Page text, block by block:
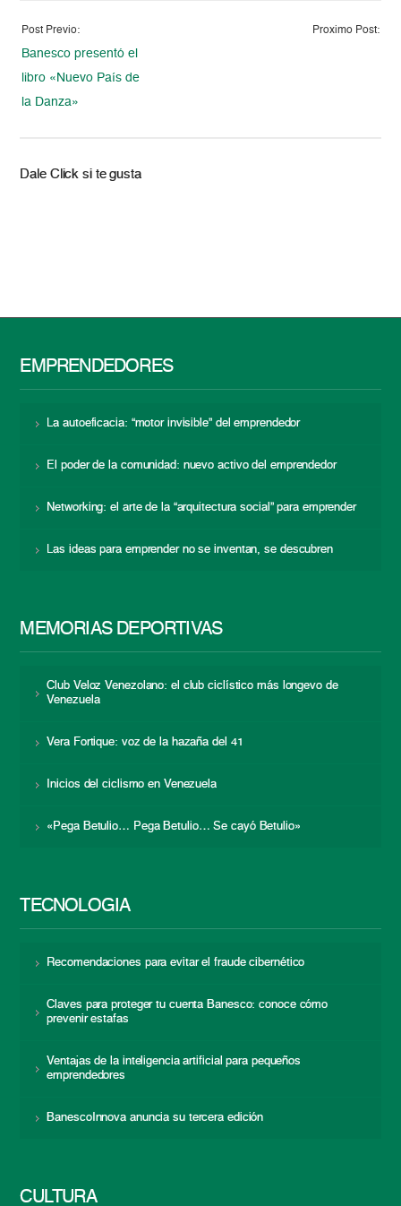
Post Previo:
Banesco presentó el
libro «Nuevo País de
la Danza»
Proximo Post:
Dale Click si te gusta
EMPRENDEDORES
La autoeficacia: “motor invisible” del emprendedor
El poder de la comunidad: nuevo activo del emprendedor
Networking: el arte de la “arquitectura social” para emprender
Las ideas para emprender no se inventan, se descubren
MEMORIAS DEPORTIVAS
Club Veloz Venezolano: el club ciclístico más longevo de
Venezuela
Vera Fortique: voz de la hazaña del 41
Inicios del ciclismo en Venezuela
«Pega Betulio… Pega Betulio… Se cayó Betulio»
TECNOLOGÍA
Recomendaciones para evitar el fraude cibernético
Claves para proteger tu cuenta Banesco: conoce cómo
prevenir estafas
Ventajas de la inteligencia artificial para pequeños
emprendedores
BanescoInnova anuncia su tercera edición
CULTURA